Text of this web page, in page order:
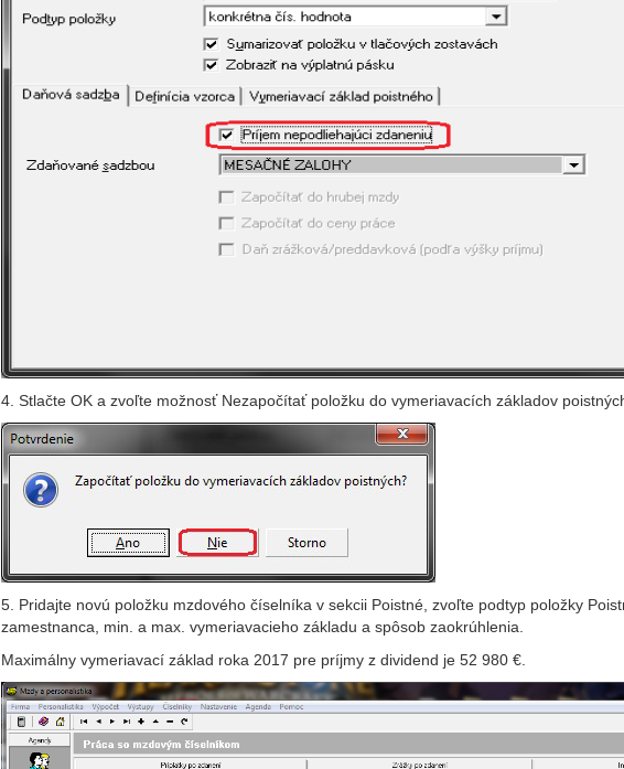
4. Stlačte OK a zvoľte možnosť Nezapočítať položku do vymeriavacích základov
5. Pridajte novú položku mzdového číselníka v sekcii Poistné, zvoľte podtyp položky
zamestnanca, min. a max. vymeriavacieho základu a spôsob zaokrúhlenia.
Maximálny vymeriavací základ roka 2017 pre príjmy z dividend je 52 980 €.